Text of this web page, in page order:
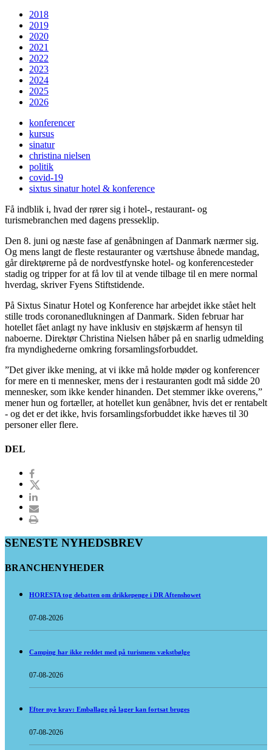
2018
2019
2020
2021
2022
2023
2024
2025
2026
konferencer
kursus
sinatur
christina nielsen
politik
covid-19
sixtus sinatur hotel & konference
Få indblik i, hvad der rører sig i hotel-, restaurant- og
turismebranchen med dagens presseklip.
Den 8. juni og næste fase af genåbningen af Danmark nærmer sig.
Og mens langt de fleste restauranter og værtshuse åbnede mandag,
går direktørerne på de nordvestfynske hotel- og konferencesteder
stadig og tripper for at få lov til at vende tilbage til en mere normal
hverdag, skriver Fyens Stiftstidende.
På Sixtus Sinatur Hotel og Konference har arbejdet ikke stået helt
stille trods coronanedlukningen af Danmark. Siden februar har
hotellet fået anlagt ny have inklusiv en støjskærm af hensyn til
naboerne. Direktør Christina Nielsen håber på en snarlig udmelding
fra myndighederne omkring forsamlingsforbuddet.
”Det giver ikke mening, at vi ikke må holde møder og konferencer
for mere en ti mennesker, mens der i restauranten godt må sidde 20
mennesker, som ikke kender hinanden. Det stemmer ikke overens,”
mener hun og fortæller, at hotellet kun genåbner, hvis det er rentabelt
- og det er det ikke, hvis forsamlingsforbuddet ikke hæves til 30
personer eller flere.
DEL
SENESTE NYHEDSBREV
BRANCHENYHEDER
HORESTA tog debatten om drikkepenge i DR Aftenshowet
07-08-2026
Camping har ikke reddet med på turismens vækstbølge
07-08-2026
Efter nye krav: Emballage på lager kan fortsat bruges
07-08-2026